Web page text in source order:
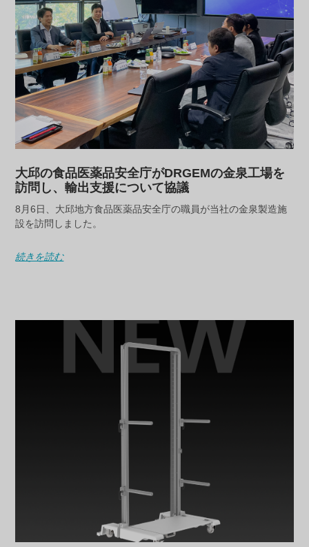
大邱の食品医薬品安全庁がDRGEMの金泉工場を
訪問し、輸出支援について協議
8月6日、大邱地方食品医薬品安全庁の職員が当社の金泉製造施
設を訪問しました。
続きを読む